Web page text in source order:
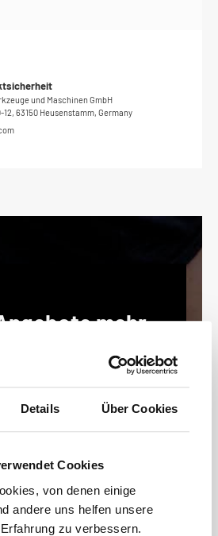
Details Über Cookies
Cookies
von denen einige
andere uns helfen unsere
zu verbessern.
und Maschinen GmbH
63150 Heusenstamm, Germany
mehr
Gutschein* sichern!
dem Laufenden mit unserem
erhalten Sie Informationen zu
frühzeitig. Sichern Sie
Einkauf.